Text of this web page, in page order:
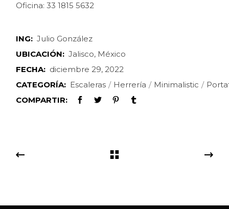
Oficina: 33 1815 5632
ING: Julio González
UBICACIÓN: Jalisco, México
FECHA: diciembre 29, 2022
CATEGORÍA: Escaleras Herrería Minimalistic
COMPARTIR: